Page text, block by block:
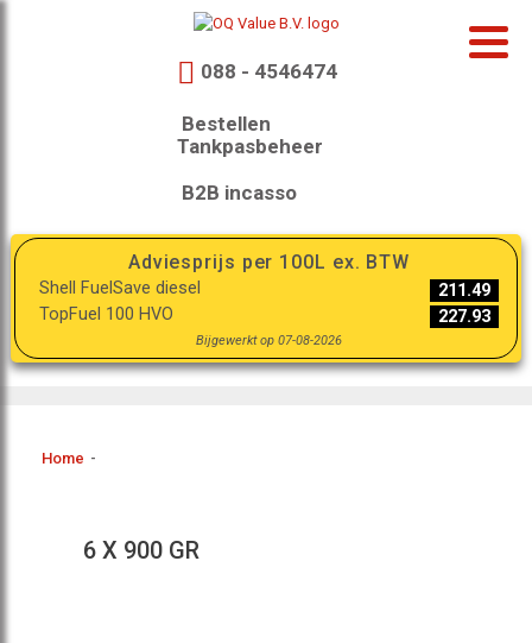
088 - 4546474
Bestellen
Tankpasbeheer
B2B incasso
Adviesprijs per 100L ex. BTW
Shell FuelSave diesel
211.49
TopFuel 100 HVO
227.93
Bijgewerkt op 07-08-2026
Home -
6 X 900 GR